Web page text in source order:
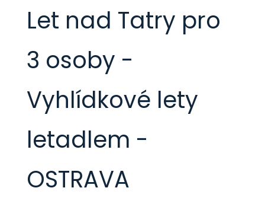
Let nad Tatry pro
3 osoby -
Vyhlídkové lety
letadlem -
OSTRAVA